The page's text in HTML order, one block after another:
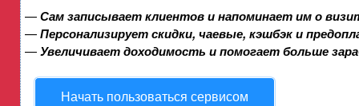
—Сам записывает клиентов и напоминает им о
—Персонализирует скидки, чаевые, кэшбэк и
—Увеличивает доходимость и помогает больше
Начать пользоваться сервисом
Горит ошибка Check